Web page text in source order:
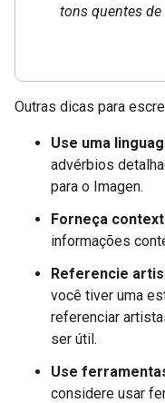
tons quentes de
Outras dicas para
Use uma
advérbios
para o Imagen.
Forneça
informações
Referencie
você tiver uma
referenciar
ser útil.
Use
considere usar